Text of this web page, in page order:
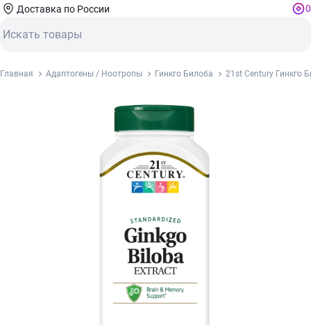
Доставка по России 0
Главная Адаптогены / Ноотропы Гинкго Билоба 21st Century Гинкго